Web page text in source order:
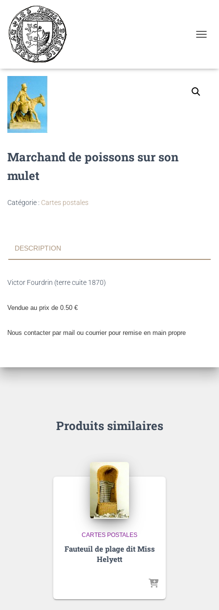
Accueil/Cartes postales
Marchand de poissons sur son
mulet
Catégorie : Cartes postales
DESCRIPTION
Victor Fourdrin (terre cuite 1870)
Vendue au prix de 0.50 €
Nous contacter par mail ou courrier pour remise en main propre
Produits similaires
CARTES POSTALES
Fauteuil de plage dit Miss
Helyett
Cookies management panel